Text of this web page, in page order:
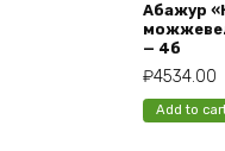
Абажур
— 4б
₽4534.00
Add to